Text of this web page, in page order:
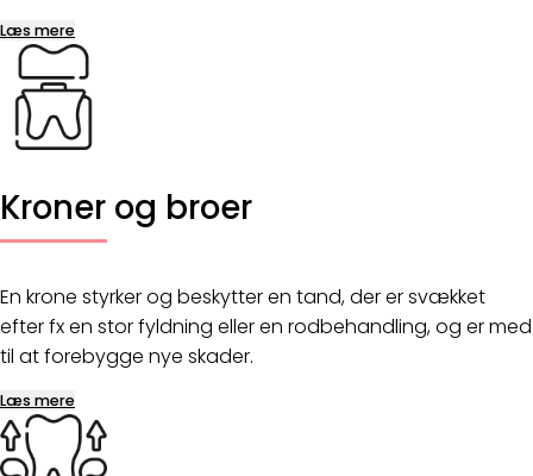
Læs mere
Kroner og broer
En krone styrker og beskytter en tand, der er svækket
efter fx en stor fyldning eller en rodbehandling, og er med
til at forebygge nye skader.
Læs mere